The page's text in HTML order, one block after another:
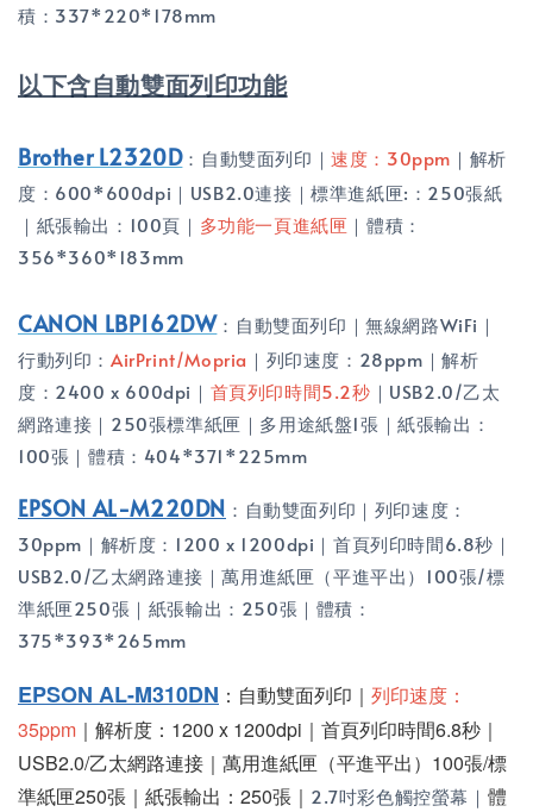
積：337*220*178mm
以下含自動雙面列印功能
Brother L2320D：自動雙面列印｜速度：30ppm ｜解析
度：600*600dpi｜USB2.0連接｜標準進紙匣:：250張紙
｜紙張輸出：100頁｜ 多功能一頁進紙匣 ｜體積：
356*360*183mm
CANON LBP162DW：自動雙面列印｜無線網路WiFi｜
行動列印： AirPrint/Mopria ｜列印速度：28ppm｜解析
度：2400 x 600dpi｜ 首頁列印時間5.2秒 ｜USB2.0/乙太
網路連接｜250張標準紙匣｜多用途紙盤1張｜紙張輸出：
100張｜體積：404*371*225mm
EPSON AL-M220DN ：自動雙面列印｜列印速度：
30ppm｜解析度：1200 x 1200dpi｜首頁列印時間6.8秒｜
USB2.0/乙太網路連接｜萬用進紙匣（平進平出）100張/標
準紙匣250張｜紙張輸出：250張｜體積：
375*393*265mm
EPSON AL-M310DN ：自動雙面列印｜ 列印速度：
35ppm ｜解析度：1200 x 1200dpi｜首頁列印時間6.8秒｜
USB2.0/乙太網路連接｜萬用進紙匣（平進平出）100張/標
準紙匣250張｜紙張輸出：250張｜ 2.7吋彩色觸控螢幕｜ 體